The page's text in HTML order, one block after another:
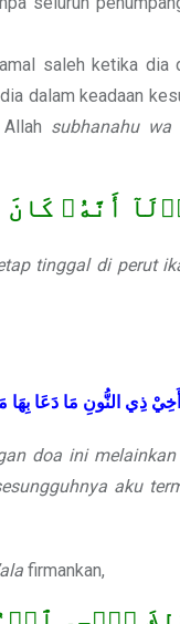
saleh ketika dia
dalam keadaan
subhanahu wa
أَنَّهُۥ
tinggal di perut
أَخِيْ ذِي النُّونِ مَا دَعَا بِهَا
doa ini
aku
firmankan,